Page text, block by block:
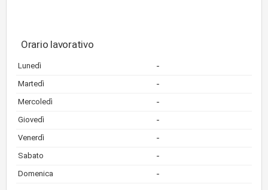
Orario lavorativo
Lunedì -
Martedì -
Mercoledì -
Giovedì -
Venerdì -
Sabato -
Domenica -